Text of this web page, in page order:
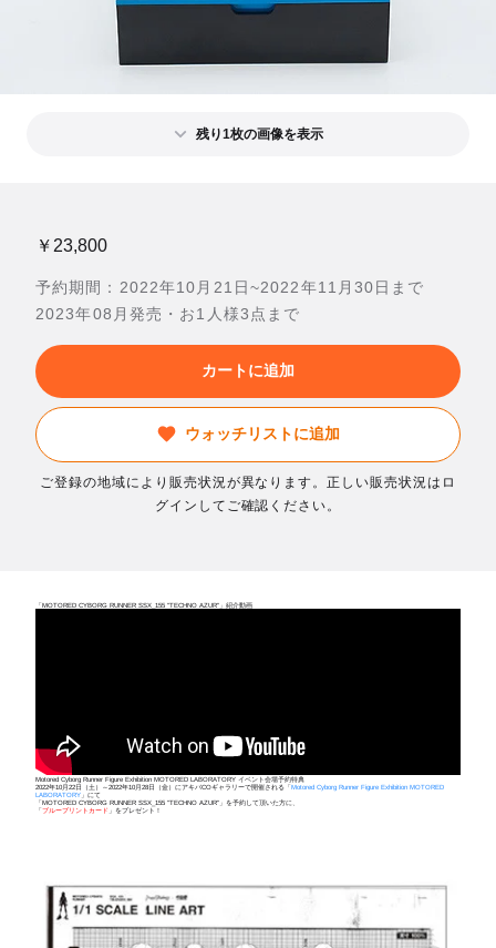
残り1枚の画像を表示
￥23,800
予約期間：2022年10月21日~2022年11月30日まで
2023年08月発売・お1人様3点まで
カートに追加
ウォッチリストに追加
ご登録の地域により販売状況が異なります。正しい販売状況はロ
グインしてご確認ください。
「MOTORED CYBORG RUNNER SSX_155 "TECHNO AZUR"」紹介動画
Motored Cyborg Runner Figure Exhibition MOTORED LABORATORY イベント会場予約特典
2022年10月22日（土）～2022年10月28日（金）にアキバCOギャラリーで開催される「Motored Cyborg Runner Figure Exhibition MOTORED
LABORATORY 」にて
「MOTORED CYBORG RUNNER SSX_155 "TECHNO AZUR"」を予約して頂いた方に、
「ブループリントカード 」をプレゼント！